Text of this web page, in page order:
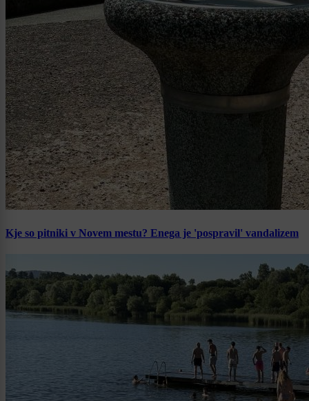
Kje so pitniki v Novem mestu? Enega je 'pospravil' vandalizem